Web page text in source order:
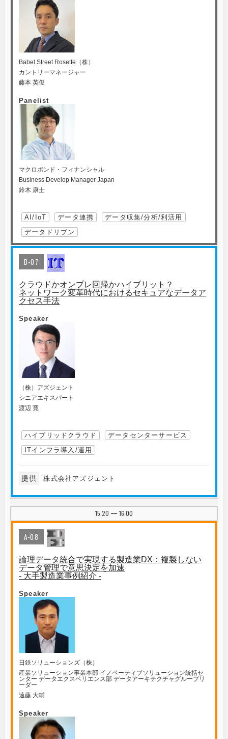
Babel Street Rosette（株）
カントリーマネージャー
藤本 英俊
Panelist
マクロボンド・フィナンシャル
Business Develop Manager Japan
鈴木 康士
AI/IoT データ連携
データ収集/分析/利活用
データドリブン
D-07
クラウドかオンプレ回帰かハイブリット？
ネットワーク変革時代におけるセキュアなデータア
クセス手法
Speaker
（株）アズジェント
シニアエキスパート
渡辺 寛
ハイブリッドクラウド
データセンターサービス
ITインフラ導入/運用
提供 株式会社アズジェント
15:20 | 16:00
A-08
論理データ統合で実現する製造業DX：複製しない
データ管理で意思決定を加速
- 大手製造業事例紹介 -
Speaker
日鉄ソリューションズ（株）
産業ソリューション事業本部 イノベーティブソリューション統括セ
ンター データエクスペリエンス部 データアーキテクチャグループリ
ーダー
遠藤 大輔
Speaker